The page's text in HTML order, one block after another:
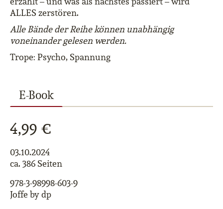
ALLES zerstören.
Alle Bände der Reihe können unabhängig
voneinander gelesen werden.
Trope: Psycho, Spannung
E-Book
4,99 €
03.10.2024
ca. 386 Seiten
978-3-98998-603-9
Joffe by dp